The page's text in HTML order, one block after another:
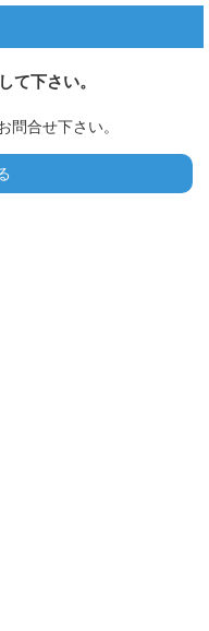
て下さい。
問合せ下さい。